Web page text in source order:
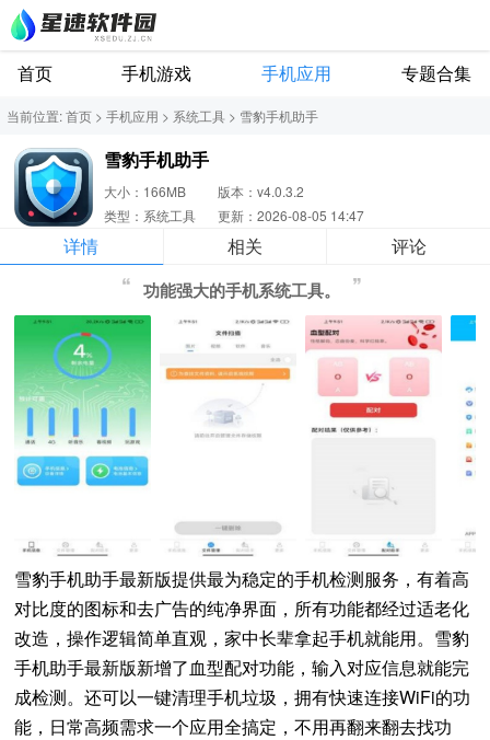
首页 手机游戏 手机应用 专题合集
当前位置:首页 > 手机应用 > 系统工具 > 雪豹手机助手
雪豹手机助手
大小：166MB
版本：v4.0.3.2
类型：系统工具
更新：2026-08-05 14:47
详情 相关 评论
功能强大的手机系统工具。
雪豹手机助手最新版提供最为稳定的手机检测服务，有着高
对比度的图标和去广告的纯净界面，所有功能都经过适老化
改造，操作逻辑简单直观，家中长辈拿起手机就能用。雪豹
手机助手最新版新增了血型配对功能，输入对应信息就能完
成检测。还可以一键清理手机垃圾，拥有快速连接WiFi的功
能，日常高频需求一个应用全搞定，不用再翻来翻去找功